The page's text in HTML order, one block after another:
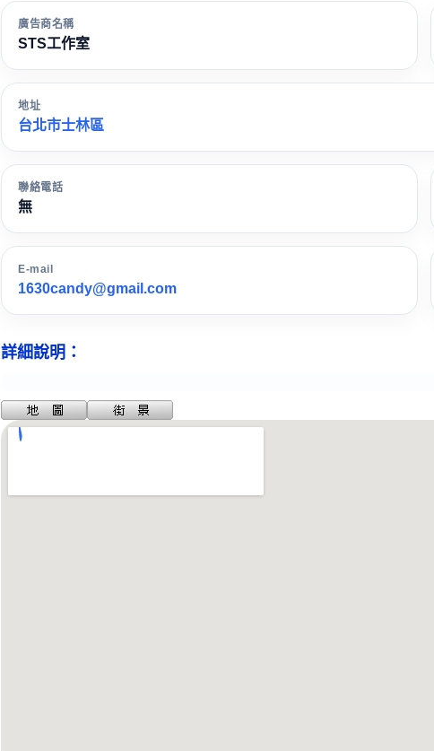
廣告商名稱
STS工作室
地址
台北市士林區
聯絡電話
無
E-mail
1630candy@gmail.com
詳細說明：